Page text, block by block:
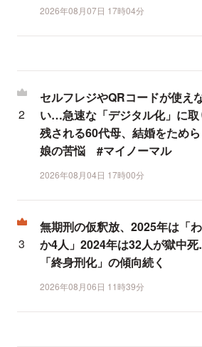
2026年08月07日 17時04分
セルフレジやQRコードが使え
い…急速な「デジタル化」に取
残される60代母、結婚をためら
娘の苦悩 #マイノーマル
2026年08月04日 17時00分
無期刑の仮釈放、2025年は「
か4人」2024年は32人が獄中
「終身刑化」の傾向続く
2026年08月06日 11時39分